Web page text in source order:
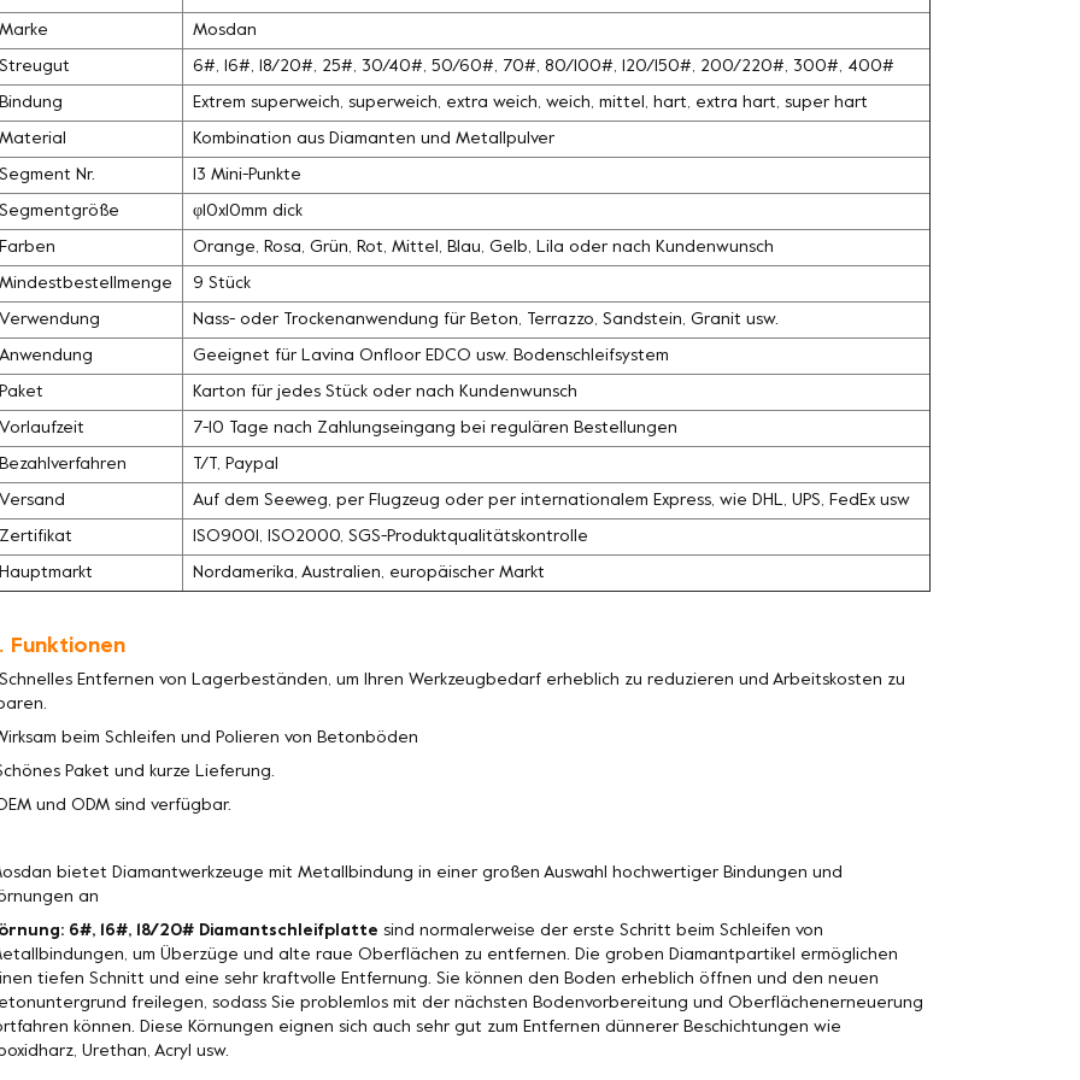
Marke Mosdan
Streugut 6#, 16#, 18/20#, 25#, 30/40#, 50/60#, 70#, 80/100#, 120/150#, 200/220#, 300#, 400#
Bindung Extrem superweich, superweich, extra weich, weich, mittel, hart, extra hart, super hart
Material Kombination aus Diamanten und Metallpulver
Segment Nr. 13 Mini-Punkte
Segmentgröße φ10x10mm dick
Farben Orange, Rosa, Grün, Rot, Mittel, Blau, Gelb, Lila oder nach Kundenwunsch
Mindestbestellmenge 9 Stück
Verwendung Nass- oder Trockenanwendung für Beton, Terrazzo, Sandstein, Granit usw.
Anwendung Geeignet für Lavina Onfloor EDCO usw. Bodenschleifsystem
Paket Karton für jedes Stück oder nach Kundenwunsch
Vorlaufzeit 7-10 Tage nach Zahlungseingang bei regulären Bestellungen
Bezahlverfahren T/T, Paypal
Versand Auf dem Seeweg, per Flugzeug oder per internationalem Express, wie DHL, UPS, FedEx usw
Zertifikat ISO9001, ISO2000, SGS-Produktqualitätskontrolle
Hauptmarkt Nordamerika, Australien, europäischer Markt
Funktionen
Entfernen von Lagerbeständen, um Ihren Werkzeugbedarf erheblich zu reduzieren und Arbeitskosten zu
beim Schleifen und Polieren von Betonböden
Paket und kurze Lieferung.
und ODM sind verfügbar.
bietet Diamantwerkzeuge mit Metallbindung in einer großen Auswahl hochwertiger Bindungen und
an
6#, 16#, 18/20# Diamantschleifplatte sind normalerweise der erste Schritt beim Schleifen von
um Überzüge und alte raue Oberflächen zu entfernen. Die groben Diamantpartikel ermöglichen
tiefen Schnitt und eine sehr kraftvolle Entfernung. Sie können den Boden erheblich öffnen und den neuen
freilegen, sodass Sie problemlos mit der nächsten Bodenvorbereitung und Oberflächenerneuerung
können. Diese Körnungen eignen sich auch sehr gut zum Entfernen dünnerer Beschichtungen wie
Urethan, Acryl usw.